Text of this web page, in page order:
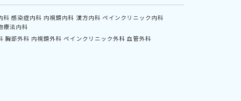
科 感染症内科 内視鏡内科 漢方内科 ペインクリニック内科
療法内科
胸部外科 内視鏡外科 ペインクリニック外科 血管外科